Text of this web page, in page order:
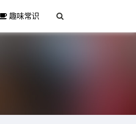
趣味常识